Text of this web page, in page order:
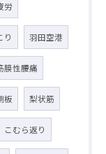
労
り 羽田空港
膜性腰痛
板 梨状筋
こむら返り